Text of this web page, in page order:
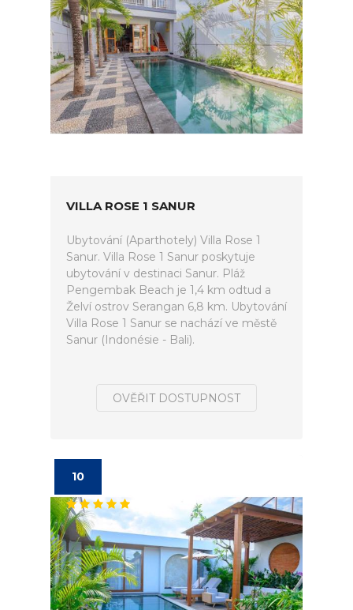
VILLA ROSE 1 SANUR
Ubytování (Aparthotely) Villa Rose 1
Sanur. Villa Rose 1 Sanur poskytuje
ubytování v destinaci Sanur. Pláž
Pengembak Beach je 1,4 km odtud a
Želví ostrov Serangan 6,8 km. Ubytování
Villa Rose 1 Sanur se nachází ve městě
Sanur (Indonésie - Bali).
OVĚŘIT DOSTUPNOST
10